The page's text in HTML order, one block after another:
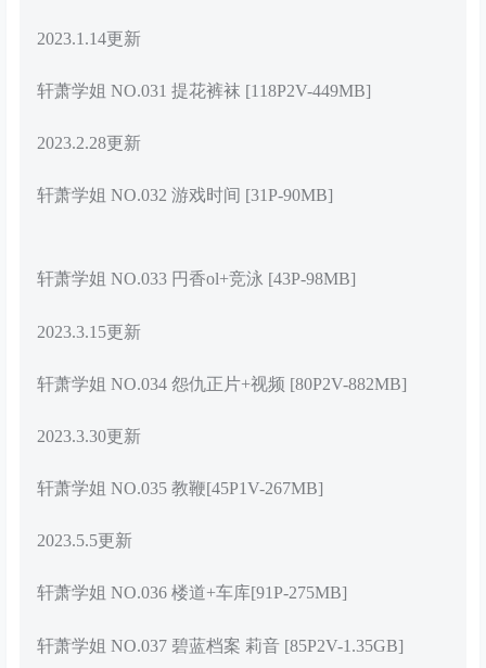
2023.1.14更新
轩萧学姐 NO.031 提花裤袜 [118P2V-449MB]
2023.2.28更新
轩萧学姐 NO.032 游戏时间 [31P-90MB]
轩萧学姐 NO.033 円香ol+竞泳 [43P-98MB]
2023.3.15更新
轩萧学姐 NO.034 怨仇正片+视频 [80P2V-882MB]
2023.3.30更新
轩萧学姐 NO.035 教鞭[45P1V-267MB]
2023.5.5更新
轩萧学姐 NO.036 楼道+车库[91P-275MB]
轩萧学姐 NO.037 碧蓝档案 莉音 [85P2V-1.35GB]